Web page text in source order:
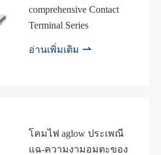
comprehensive Contact
Terminal Series
อ่านเพิ่มเติม 
โคมไฟ aglow ประเพณี
แฉ-ความงามอมตะของ